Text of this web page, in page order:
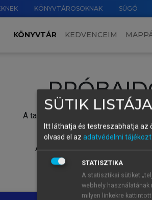
KÖNYVTÁROSOKNAK SÚGÓ
KÖNYVTÁR KEDVENCEIM
A tartalom megtekintéséhez lépj
Új felhasználóként
A próbaidőszak elindításához,
A regisztráció
SÜTIK LISTÁJA
Itt láthatja és testreszabhatja az
olvasd el az adatvédelmi
STATISZTIKA
A statisztikai sütiket
webhely
milyen linkekre